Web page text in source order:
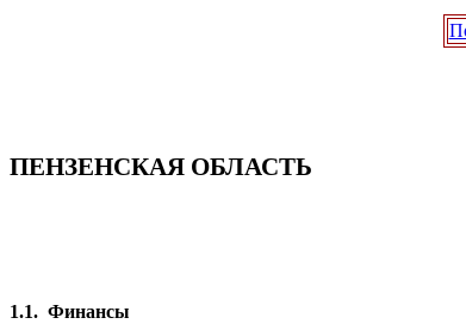
ПЕНЗЕНСКАЯ ОБЛАСТЬ
1.1. Финансы